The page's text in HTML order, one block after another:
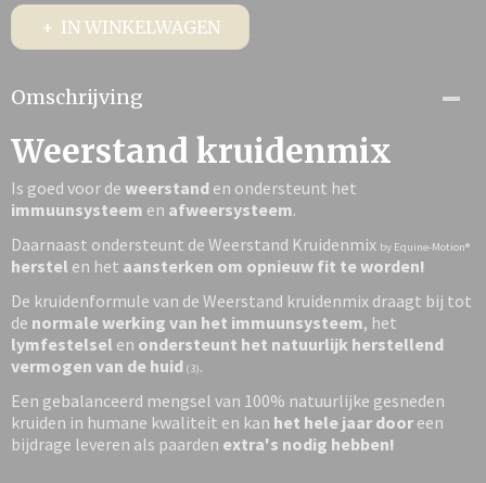
IN WINKELWAGEN
Omschrijving
Weerstand kruidenmix
Is goed voor de weerstand en ondersteunt het
immuunsysteem en afweersysteem.
Daarnaast ondersteunt de Weerstand Kruidenmix by Equine-Motion®
herstel en het aansterken om opnieuw fit te worden!
De kruidenformule van de Weerstand kruidenmix draagt bij tot
de normale werking van het immuunsysteem, het
lymfestelsel en ondersteunt het natuurlijk herstellend
vermogen van de huid (3).
Een gebalanceerd mengsel van 100% natuurlijke gesneden
kruiden in humane kwaliteit en kan het hele jaar door een
bijdrage leveren als paarden extra's nodig hebben!